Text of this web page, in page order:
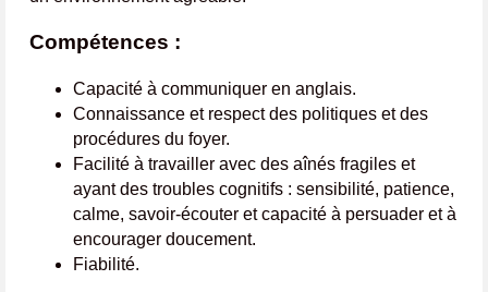
Compétences :
Capacité à communiquer en anglais.
Connaissance et respect des politiques et des
procédures du foyer.
Facilité à travailler avec des aînés fragiles et
ayant des troubles cognitifs : sensibilité, patience,
calme, savoir-écouter et capacité à persuader et à
encourager doucement.
Fiabilité.